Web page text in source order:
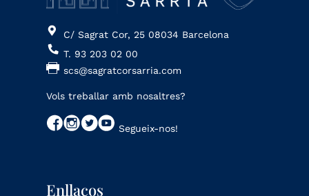
C/ Sagrat Cor, 25 08034 Barcelona
T. 93 203 02 00
scs@sagratcorsarria.com
Vols treballar amb nosaltres?
Segueix-nos!
Enllaços